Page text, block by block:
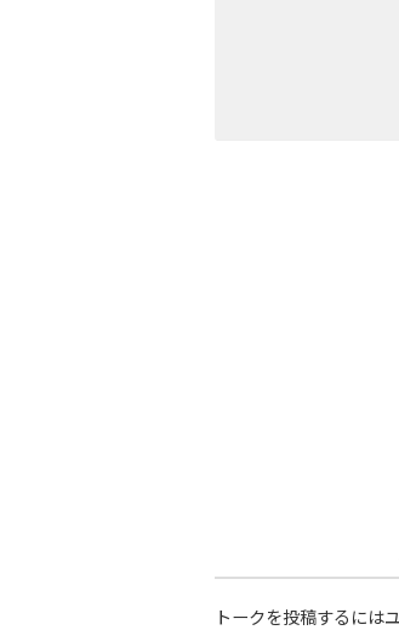
トークを投稿するには